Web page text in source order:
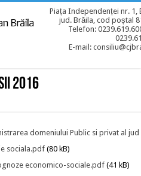
Piața Independenței nr. 1,
jud. Brăila, cod poștal
Telefon:
E-mail:
2016
domeniului Public si privat al
sociala.pdf (80 kB)
economico-sociale.pdf (41 kB)